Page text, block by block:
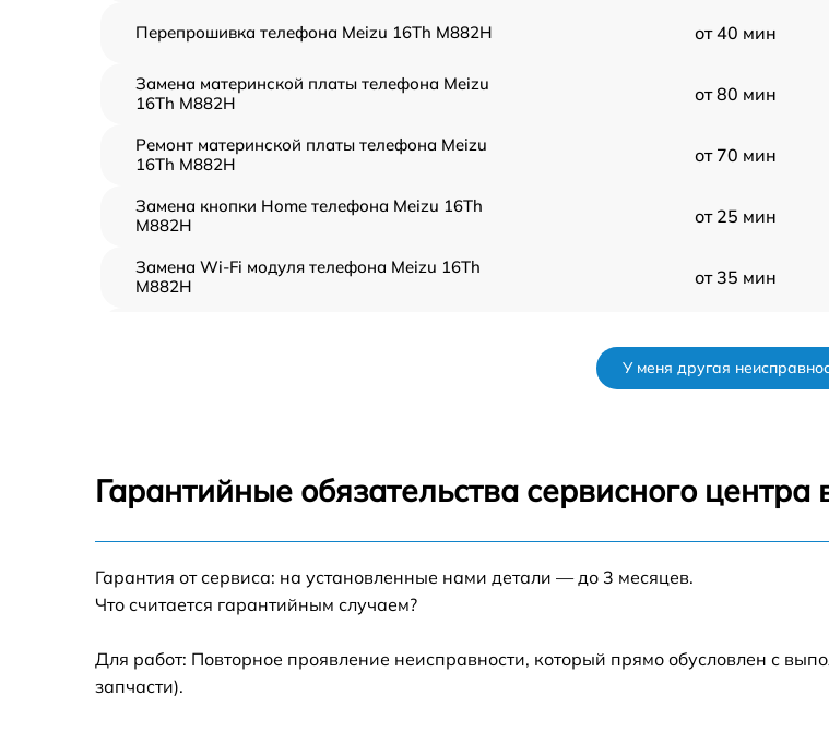
Перепрошивка телефона Meizu 16Th M882H от 40 мин
Замена материнской платы телефона Meizu
16Th M882H
от 80 мин
Ремонт материнской платы телефона Meizu
16Th M882H
от 70 мин
Замена кнопки Home телефона Meizu 16Th
M882H
от 25 мин
Замена Wi-Fi модуля телефона Meizu 16Th
M882H
от 35 мин
Замена гнезда зарядки телефона Meizu 16Th
M882H
Meizu 16Th M882H
Замена матрицы телефона Meizu 16Th
У меня другая
Гарантийные обязательства сервисного
Гарантия от сервиса: на установленные нами детали — до 3 месяцев.
Что считается гарантийным случаем?
Для работ: Повторное проявление неисправности, который прямо обусловлен с
запчасти).